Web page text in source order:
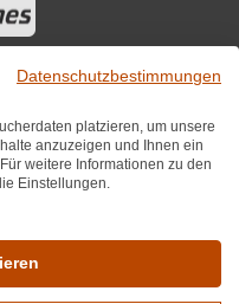
Datenschutzbestimmungen
platzieren, um unsere
anzuzeigen und Ihnen ein
weitere Informationen zu den
Einstellungen.